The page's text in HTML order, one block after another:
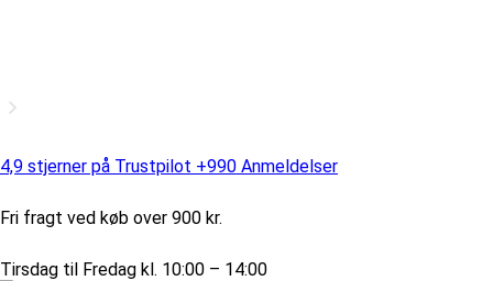
4,9 stjerner på Trustpilot +990 Anmeldelser
Fri fragt ved køb over 900 kr.
Tirsdag til Fredag kl. 10:00 – 14:00